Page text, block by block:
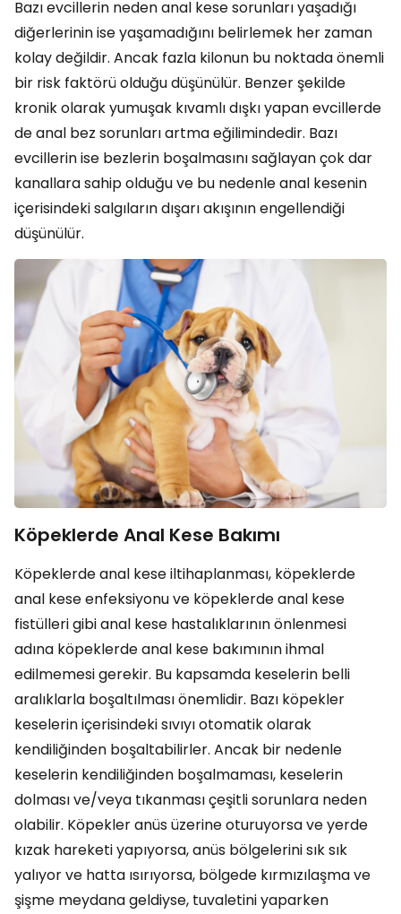
Bazı evcillerin neden anal kese sorunları yaşadığı
diğerlerinin ise yaşamadığını belirlemek her zaman
kolay değildir. Ancak fazla kilonun bu noktada önemli
bir risk faktörü olduğu düşünülür. Benzer şekilde
kronik olarak yumuşak kıvamlı dışkı yapan evcillerde
de anal bez sorunları artma eğilimindedir. Bazı
evcillerin ise bezlerin boşalmasını sağlayan çok dar
kanallara sahip olduğu ve bu nedenle anal kesenin
içerisindeki salgıların dışarı akışının engellendiği
düşünülür.
Köpeklerde Anal Kese Bakımı
Köpeklerde anal kese iltihaplanması, köpeklerde
anal kese enfeksiyonu ve köpeklerde anal kese
fistülleri gibi anal kese hastalıklarının önlenmesi
adına köpeklerde anal kese bakımının ihmal
edilmemesi gerekir. Bu kapsamda keselerin belli
aralıklarla boşaltılması önemlidir. Bazı köpekler
keselerin içerisindeki sıvıyı otomatik olarak
kendiliğinden boşaltabilirler. Ancak bir nedenle
keselerin kendiliğinden boşalmaması, keselerin
dolması ve/veya tıkanması çeşitli sorunlara neden
olabilir. Köpekler anüs üzerine oturuyorsa ve yerde
kızak hareketi yapıyorsa, anüs bölgelerini sık sık
yalıyor ve hatta ısırıyorsa, bölgede kırmızılaşma ve
şişme meydana geldiyse, tuvaletini yaparken